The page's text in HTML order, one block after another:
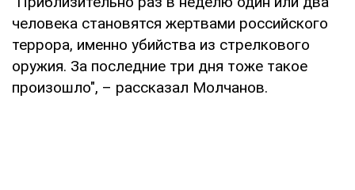
человека становятся жертвами российского
террора, именно убийства из стрелкового
оружия. За последние три дня тоже такое
произошло", – рассказал Молчанов.